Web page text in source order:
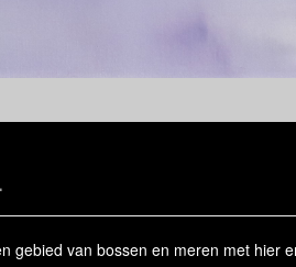
gebied van bossen en meren met hier